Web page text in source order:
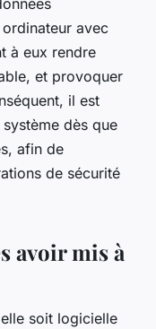
avec
à eux rendre
et provoquer
il est
dès que
afin de
de sécurité
avoir mis à
soit logicielle